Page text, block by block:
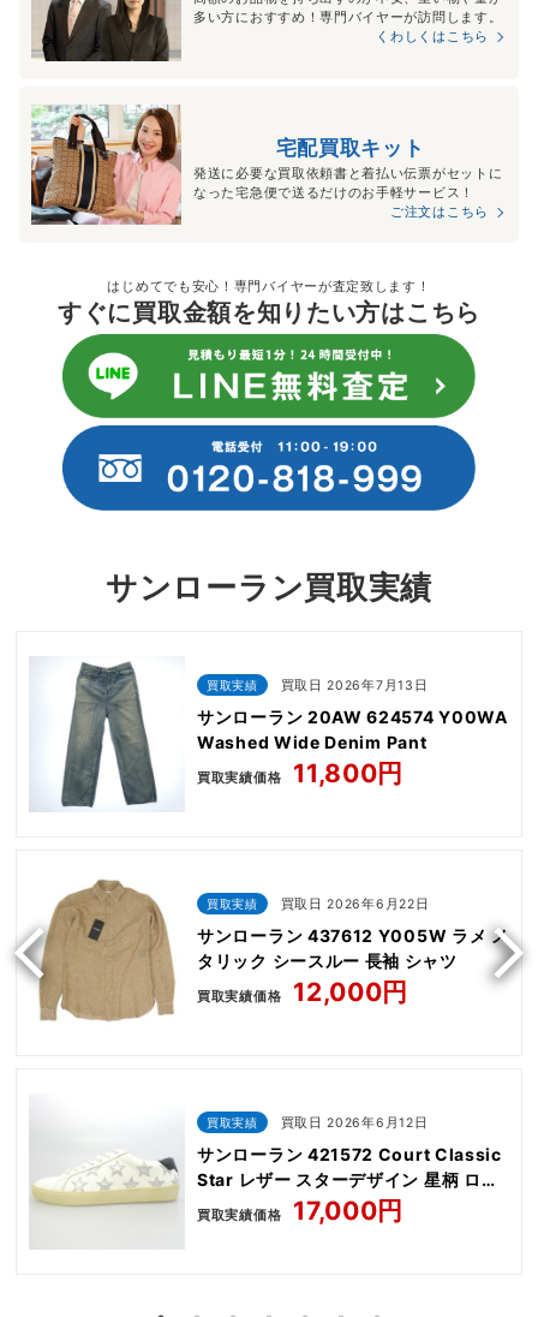
多い方におすすめ！専門バイヤーが訪問します。
くわしくはこちら
宅配買取キット
発送に必要な買取依頼書と着払い伝票がセットに
なった宅急便で送るだけのお手軽サービス！
ご注文はこちら
はじめてでも安心！専門バイヤーが査定致します！
すぐに買取金額を知りたい方はこちら
サンローラン買取実績
買取実績 買取日 2026年7月13日
サンローラン 20AW 624574 Y00WA
Washed Wide Denim Pant
買取実績価格 11,800円
買取実績 買取日 2026年6月22日
サンローラン 437612 Y005W ラメ メ
タリック シースルー 長袖 シャツ
買取実績価格 12,000円
買取実績 買取日 2026年6月12日
サンローラン 421572 Court Classic
Star レザー スターデザイン 星柄 ロー
カット スニーカー
買取実績価格 17,000円